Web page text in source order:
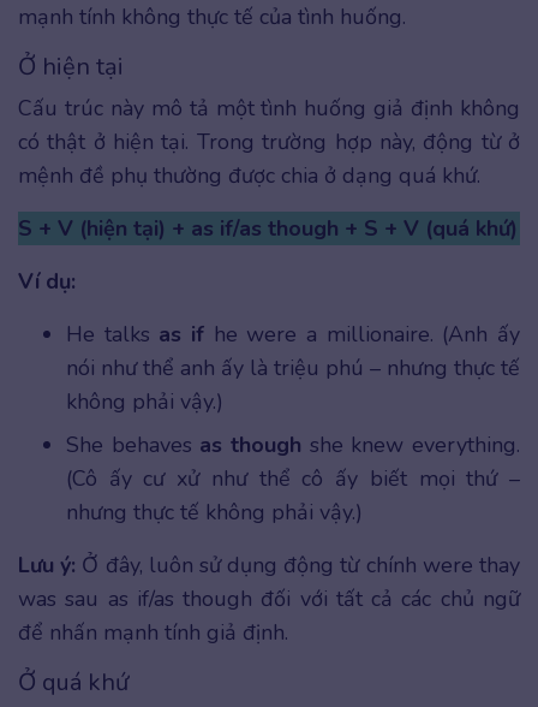
mạnh tính không thực tế của tình huống.
Ở hiện tại
Cấu trúc này mô tả một tình huống giả định không
có thật ở hiện tại. Trong trường hợp này, động từ ở
mệnh đề phụ thường được chia ở dạng quá khứ.
S + V (hiện tại) + as if/as though + S + V (quá khứ)
Ví dụ:
He talks as if he were a millionaire. (Anh ấy
nói như thể anh ấy là triệu phú – nhưng thực tế
không phải vậy.)
She behaves as though she knew everything.
(Cô ấy cư xử như thể cô ấy biết mọi thứ –
nhưng thực tế không phải vậy.)
Lưu ý: Ở đây, luôn sử dụng động từ chính were thay
was sau as if/as though đối với tất cả các chủ ngữ
để nhấn mạnh tính giả định.
Ở quá khứ